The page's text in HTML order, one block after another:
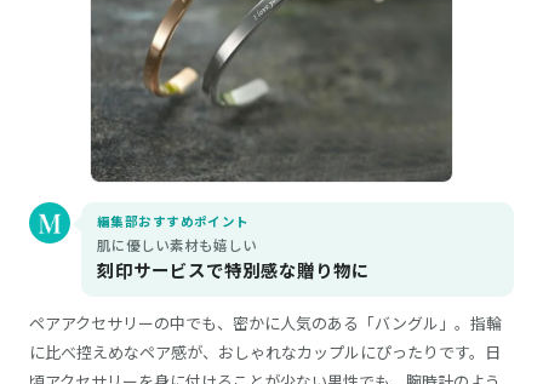
編集部おすすめポイント
肌に優しい素材も嬉しい
刻印サービスで特別感な贈り物に
ペアアクセサリーの中でも、密かに人気のある「バングル」。指輪
に比べ控えめなペア感が、おしゃれなカップルにぴったりです。日